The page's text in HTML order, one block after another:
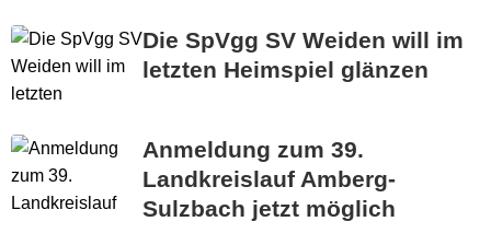
Die SpVgg SV Weiden will im
letzten Heimspiel glänzen
Anmeldung zum 39.
Landkreislauf Amberg-
Sulzbach jetzt möglich